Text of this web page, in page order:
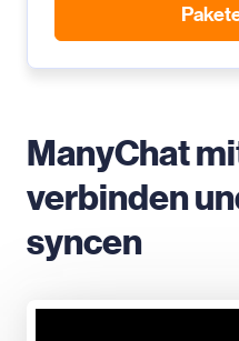
ManyChat
verbinden
syncen